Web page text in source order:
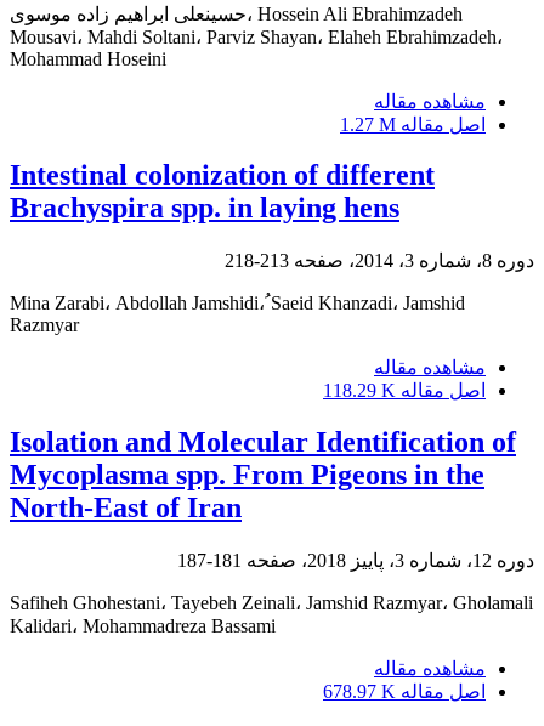
حسینعلی ابراهیم زاده موسوی، Hossein Ali Ebrahimzadeh
Mousavi، Mahdi Soltani، Parviz Shayan، Elaheh Ebrahimzadeh،
Mohammad Hoseini
مشاهده مقاله
اصل مقاله 1.27 M
Intestinal colonization of different
Brachyspira spp. in laying hens
دوره 8، شماره 3، 2014، صفحه 213-218
Mina Zarabi، Abdollah Jamshidi، ُSaeid Khanzadi، Jamshid
Razmyar
مشاهده مقاله
اصل مقاله 118.29 K
Isolation and Molecular Identification of
Mycoplasma spp. From Pigeons in the
North-East of Iran
دوره 12، شماره 3، پاییز 2018، صفحه 181-187
Safiheh Ghohestani، Tayebeh Zeinali، Jamshid Razmyar، Gholamali
Kalidari، Mohammadreza Bassami
مشاهده مقاله
اصل مقاله 678.97 K